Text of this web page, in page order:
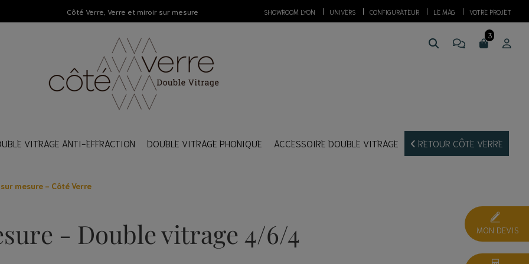
Côté Verre, Verre et miroir sur mesure SHOWROOM LYON UNIVERS CONFIGURATEUR LE MAG VOTRE PROJET
DOUBLE VITRAGE
DOUBLE VITRAGE
VITRAGE ANTI-EFFRACTION
DOUBLE VITRAGE
DOUBLE VITRAGE PHONIQUE ACCESSOIRE DOUBLE VITRAGE RETOUR CÔTE VERRE
mesure - Côté Verre
- Double vitrage 4/6/4 MON DEVIS